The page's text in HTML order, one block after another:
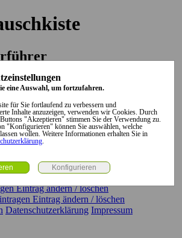
Stadt und des Landkreises...
Eintrag ändern / löschen
Eintrag ändern / löschen
Datenschutzerklärung Impressum
eine Auswahl, um fortzufahren.
für Sie fortlaufend zu verbessern und
Inhalte anzuzeigen, verwenden wir Cookies. Durch
"Akzeptieren" stimmen Sie der Verwendung zu.
"Konfigurieren" können Sie auswählen, welche
wollen. Weitere Informationen erhalten Sie in
.